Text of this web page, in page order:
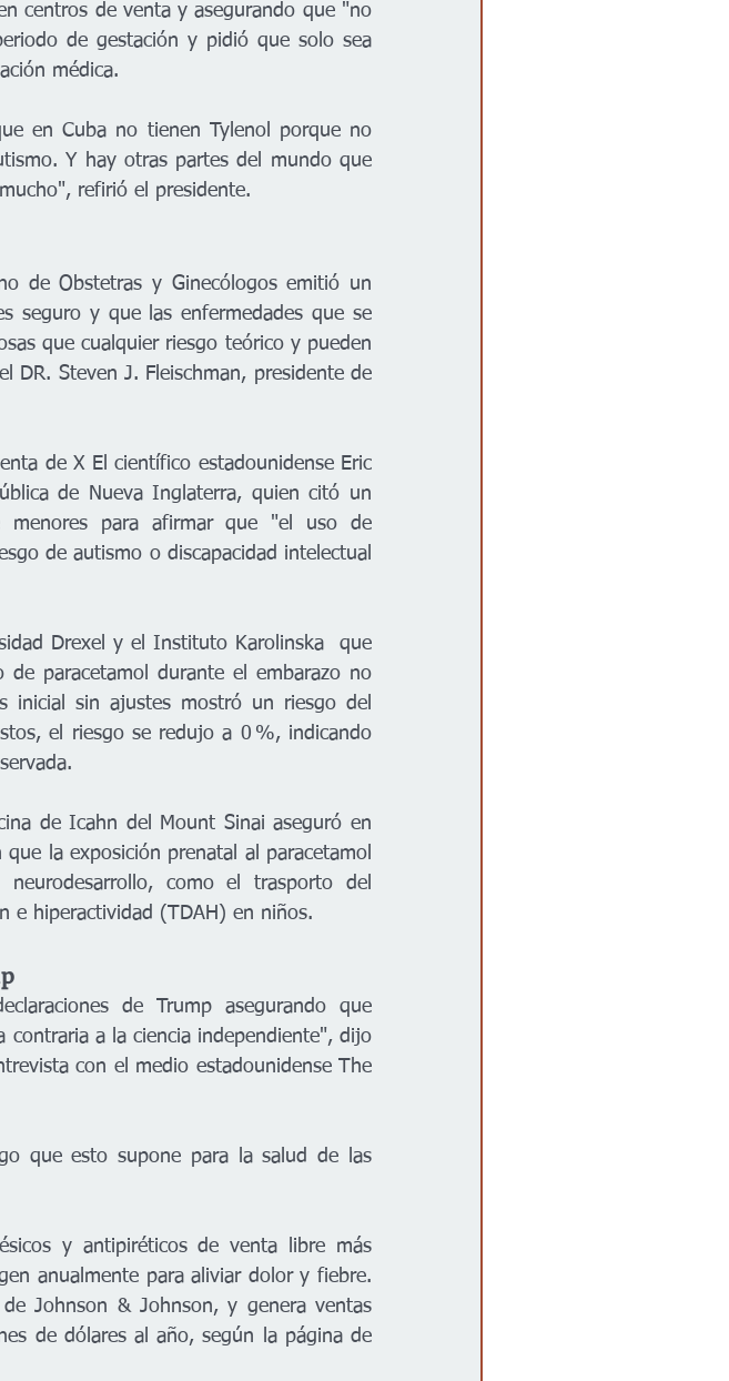
centros de venta y asegurando que "no
de gestación y pidió que solo sea
médica.
en Cuba no tienen Tylenol porque no
Y hay otras partes del mundo que
refirió el presidente.
de Obstetras y Ginecólogos emitió un
seguro y que las enfermedades que se
que cualquier riesgo teórico y pueden
DR. Steven J. Fleischman, presidente de
de X El científico estadounidense Eric
de Nueva Inglaterra, quien citó un
menores para afirmar que "el uso de
de autismo o discapacidad intelectual
Drexel y el Instituto Karolinska  que
paracetamol durante el embarazo no
inicial sin ajustes mostró un riesgo del
el riesgo se redujo a 0 %, indicando
de Icahn del Mount Sinai aseguró en
la exposición prenatal al paracetamol
como el trasporto del
e hiperactividad (TDAH) en niños.
de Trump asegurando que
contraria a la ciencia independiente", dijo
con el medio estadounidense The
que esto supone para la salud de las
y antipiréticos de venta libre más
anualmente para aliviar dolor y fiebre.
Johnson & Johnson, y genera ventas
de dólares al año, según la página de